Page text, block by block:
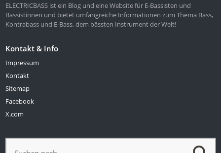
ELECTRICBASS ist ein Blog und eine Website für E-Bassisten und
Bassistinnen und bietet umfangreiche Informationen zum Thema Bass,
Kontrabass und E-Bass, dem bässten Instrument der Welt!
Kontakt & Info
Impressum
Kontakt
Sitemap
Facebook
X.com